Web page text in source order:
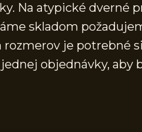
Na atypické dverné
skladom
je
objednávky, aby